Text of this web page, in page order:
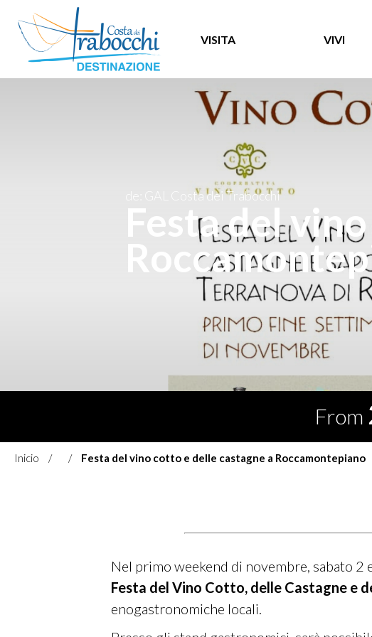
VISITA VIVI
de: GAL Costa dei Trabocchi
Festa del
From
Inicio Festa del vino cotto e delle castagne a Roccamontepiano
Nel primo weekend di novembre, sabato 2
Festa del Vino Cotto, delle Castagne e
enogastronomiche locali.